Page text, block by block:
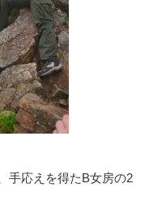
手応えを得たB女房の2